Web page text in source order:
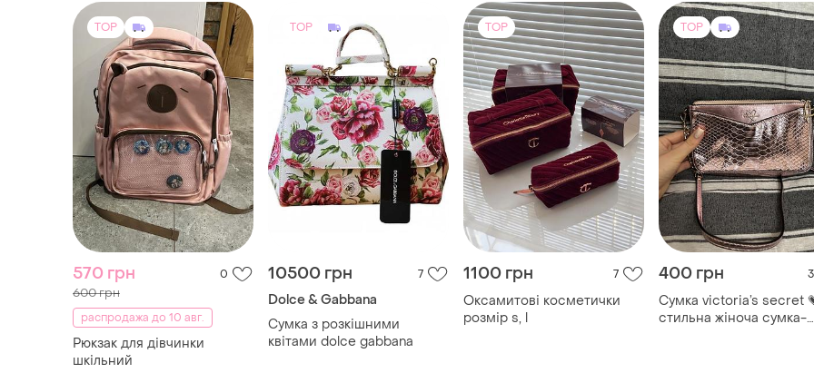
TOP
570 грн 0
600 грн
распродажа до 10 авг.
Рюкзак для дівчинки
шкільний
TOP
10500 грн 7
Dolce & Gabbana
Сумка з розкішними
квітами dolce gabbana
TOP
1100 грн 7
Оксамитові косметички
розмір s, l
TOP
400 грн 3
Сумка victoria’s secret
стильна жіноча сумка-